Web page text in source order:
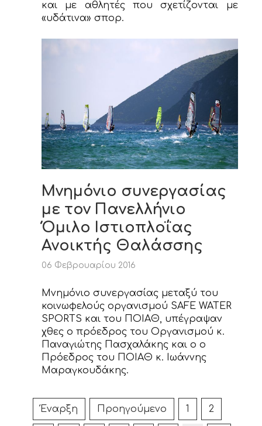
και με αθλητές που σχετίζονται με
«υδάτινα» σπορ.
Μνημόνιο συνεργασίας
με τον Πανελλήνιο
Όμιλο Ιστιοπλοΐας
Ανοικτής Θαλάσσης
06 Φεβρουαρίου 2016
Μνημόνιο συνεργασίας μεταξύ του
κοινωφελούς οργανισμού SAFE WATER
SPORTS και του ΠΟΙΑΘ, υπέγραψαν
χθες o πρόεδρος του Οργανισμού κ.
Παναγιώτης Πασχαλάκης και ο ο
Πρόεδρος του ΠΟΙΑΘ κ. Ιωάννης
Μαραγκουδάκης.
Έναρξη Προηγούμενο 1 2